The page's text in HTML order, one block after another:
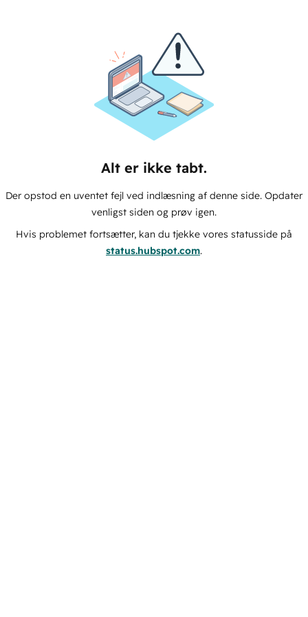
Alt er ikke tabt.
Der opstod en uventet fejl ved indlæsning af denne side. Opdater
venligst siden og prøv igen.
Hvis problemet fortsætter, kan du tjekke vores statusside på
status.hubspot.com.